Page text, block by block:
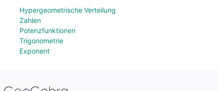
Hypergeometrische Verteilung
Zahlen
Potenzfunktionen
Trigonometrie
Exponent